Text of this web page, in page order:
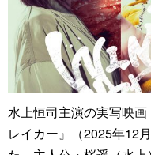
水上恒司主演の実写映
レイカー』（2025年12